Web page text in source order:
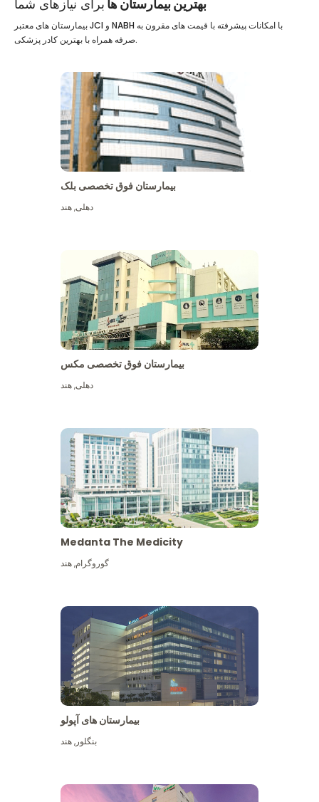
بهترین بیمارستان ها برای نیازهای شما
بیمارستان های معتبر JCI و NABH با امکانات پیشرفته با قیمت های مقرون به
صرفه همراه با بهترین کادر پزشکی.
بیمارستان فوق تخصصی بلک
دهلی,هند
بیمارستان فوق تخصصی مکس
دهلی,هند
Medanta The Medicity
گوروگرام,هند
بیمارستان های آپولو
بنگلور,هند